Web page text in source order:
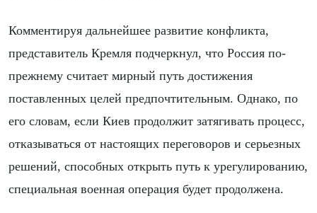
Комментируя дальнейшее развитие конфликта,
представитель Кремля подчеркнул, что Россия по-
прежнему считает мирный путь достижения
поставленных целей предпочтительным. Однако, по
его словам, если Киев продолжит затягивать процесс,
отказываться от настоящих переговоров и серьезных
решений, способных открыть путь к урегулированию,
специальная военная операция будет продолжена.